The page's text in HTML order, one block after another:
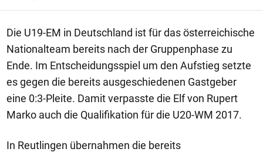
Die U19-EM in Deutschland ist für das österreichische
Nationalteam bereits nach der Gruppenphase zu
Ende. Im Entscheidungsspiel um den Aufstieg setzte
es gegen die bereits ausgeschiedenen Gastgeber
eine 0:3-Pleite. Damit verpasste die Elf von Rupert
Marko auch die Qualifikation für die U20-WM 2017.
In Reutlingen übernahmen die bereits